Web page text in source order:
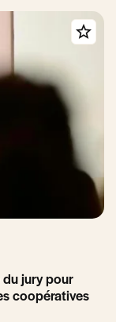
jury pour
coopératives